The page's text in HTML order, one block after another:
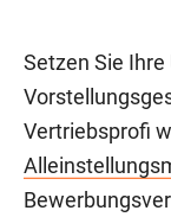
Setzen Sie
Vertriebsprofi